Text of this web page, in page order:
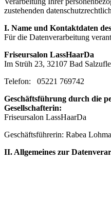
zustehenden
I. Name und Kontaktdaten
Für die Datenverarbeitung
Friseursalon LassHaarDa
Im Strüh 23, 32107 Bad
Telefon: 05221 769742
Geschäftsführung durch die
Gesellschafterin:
Friseursalon LassHaarDa
Geschäftsführerin: Rabea
II. Allgemeines zur